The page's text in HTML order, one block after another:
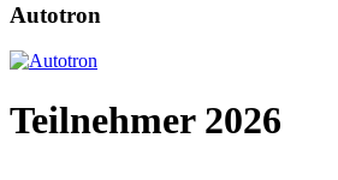
Autotron
Teilnehmer 2026